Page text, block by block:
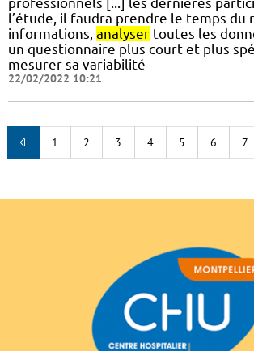
l’étude, il faudra prendre le temps du
informations, analyser toutes les
un questionnaire plus court et plus
mesurer sa variabilité
22/02/2022 10:21
1 2 3 4 5 6 7